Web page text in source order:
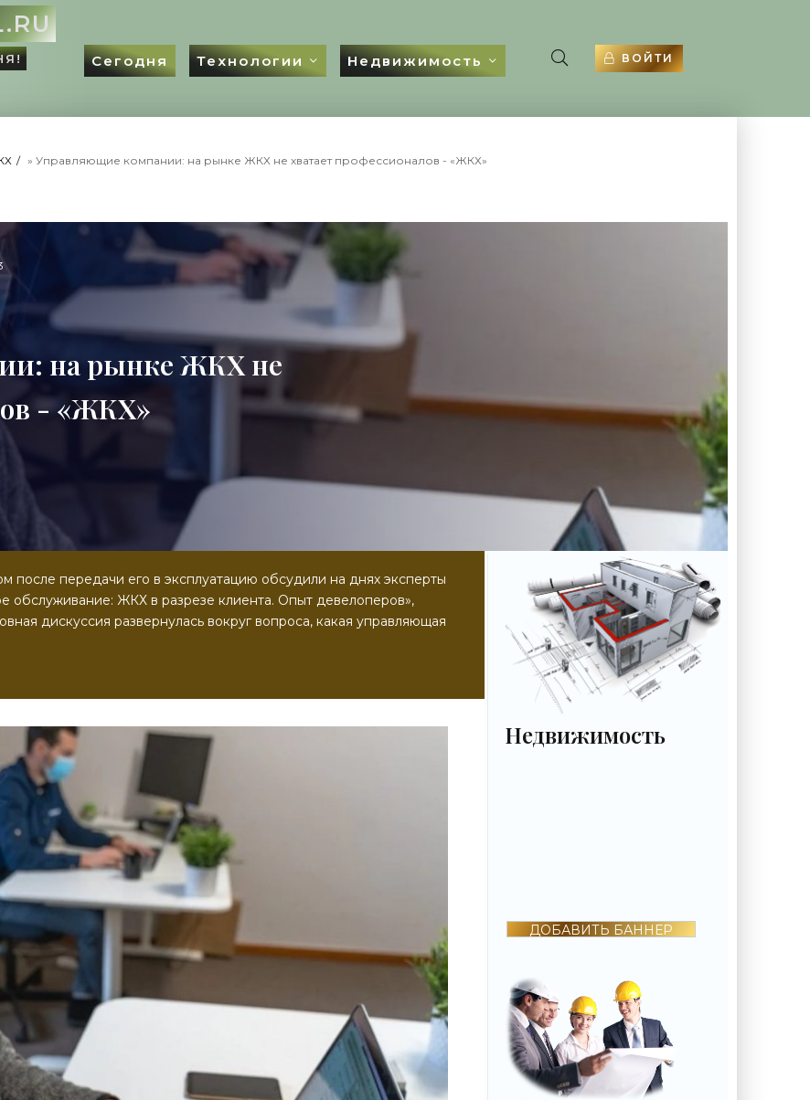
Сегодня Технологии Недвижимость ВОЙТИ
» Управляющие компании: на рынке ЖКХ не хватает профессионалов - «ЖКХ»
на рынке ЖКХ не
- «ЖКХ»
передачи его в эксплуатацию обсудили на днях эксперты
обслуживание: ЖКХ в разрезе клиента. Опыт девелоперов»,
дискуссия развернулась вокруг вопроса, какая управляющая
Недвижимость
ДОБАВИТЬ БАННЕР